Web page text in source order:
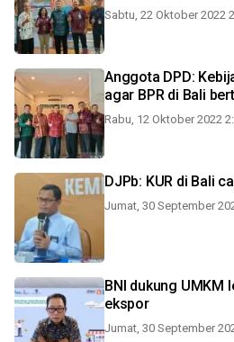
Sabtu, 22 Oktober 2022
Anggota DPD:
agar BPR di Bali
Rabu, 12 Oktober 2022
DJPb: KUR di Bali
Jumat, 30 September
BNI dukung UMKM
ekspor
Jumat, 30 September